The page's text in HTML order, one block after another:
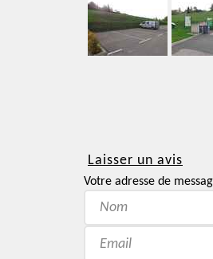
Laisser un avis
Votre adresse de